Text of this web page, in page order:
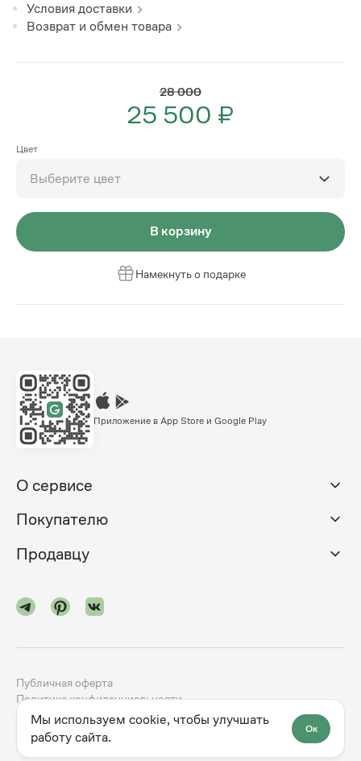
Условия доставки
Возврат и обмен товара
28 000
25 500 ₽
Цвет
Выберите цвет
В корзину
Намекнуть о подарке
Приложение в App Store и Google Play
О сервисе
Покупателю
Продавцу
2024-2026godno.com dev.family
Публичная оферта
Политика конфиденциальности
Мы используем cookie, чтобы улучшать
работу сайта.
Ок